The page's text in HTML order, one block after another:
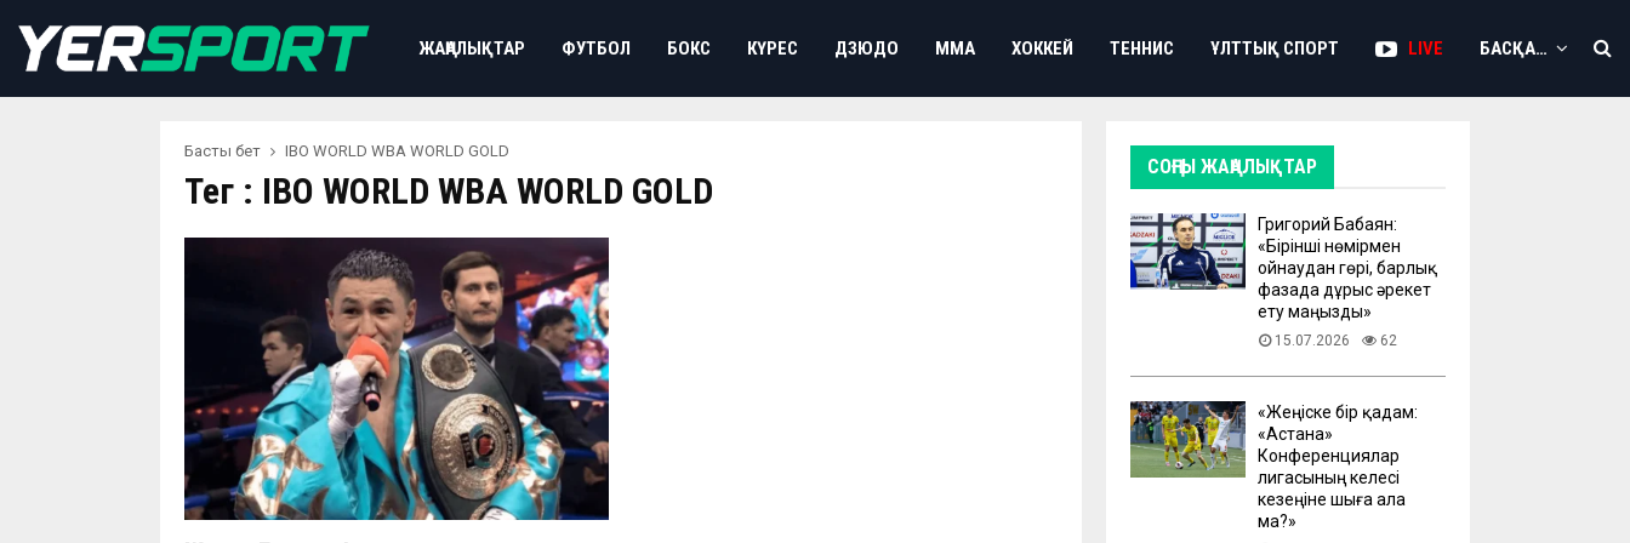
ЖАҢАЛЫҚТАР ФУТБОЛ БОКС КҮРЕС ДЗЮДО ММА ХОККЕЙ ТЕННИС ҰЛТТЫҚ СПОРТ LIVE БАСҚА…
Басты бет IBO WORLD WBA WORLD GOLD
Тег : IBO WORLD WBA WORLD GOLD
СОҢҒЫ ЖАҢАЛЫҚТАР
Григорий Бабаян:
«Бірінші нөмірмен
ойнаудан гөрі, барлық
фазада дұрыс әрекет
ету маңызды»
15.07.2026 62
«Жеңіске бір қадам:
«Астана»
Конференциялар
лигасының келесі
кезеңіне шыға ала
ма?»